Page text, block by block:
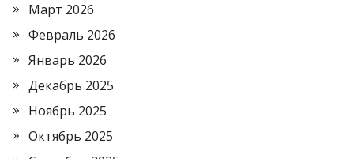
Март 2026
Февраль 2026
Январь 2026
Декабрь 2025
Ноябрь 2025
Октябрь 2025